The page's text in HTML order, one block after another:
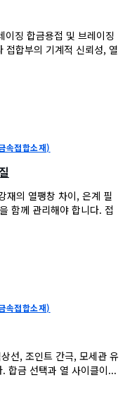
징 합금용접 및 브레이징
접합부의 기계적 신뢰성, 열
접합소재)
재의 열팽창 차이, 은계 필
함께 관리해야 합니다. 접
접합소재)
선, 조인트 간극, 모세관 유
합금 선택과 열 사이클이...